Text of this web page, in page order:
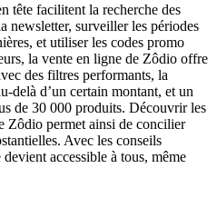
tête facilitent la recherche des
newsletter, surveiller les périodes
et utiliser les codes promo
la vente en ligne de Zôdio offre
des filtres performants, la
delà d’un certain montant, et un
de 30 000 produits. Découvrir les
Zôdio permet ainsi de concilier
Avec les conseils
accessible à tous, même